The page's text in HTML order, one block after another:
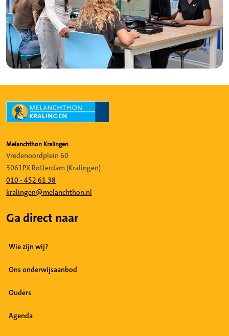
Melanchthon Kralingen
Vredenoordplein 60
3061PX Rotterdam (Kralingen)
010 - 452 61 38
kralingen@melanchthon.nl
Ga direct naar
Wie zijn wij?
Ons onderwijsaanbod
Ouders
Agenda